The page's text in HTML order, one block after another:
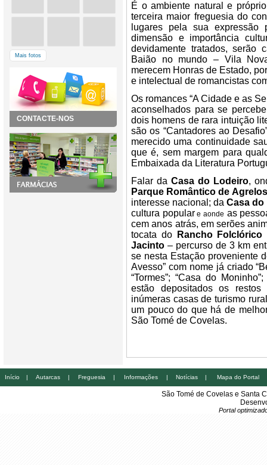
Mais fotos
CONTACTE-NOS
É o ambiente natural e
terceira maior freguesia do
lugares pela sua
dimensão e importância
devidamente tratados, serão
Baião no mundo – Vila
merecem Honras de Estado,
e intelectual de romancistas
Os romances “A Cidade e as
aconselhados para se
dois homens de rara intuição
são os “Cantadores ao
merecido uma continuidade
que é, sem margem para
Embaixada da Literatura
Falar daCasa do Lodeiro,
Parque Romântico de Agrelos
interesse nacional; da Casa do
cultura populare aonde as
cem anos atrás, em serões
tocata do
Rancho
Jacinto – percurso de 3 km
se nesta Estação proveniente
Avesso” com nome já criado
“Tormes”; “Casa do
estão depositados os
inúmeras casas de turismo
um pouco do que há de
São Tomé de Covelas.
Início | Autarcas | Freguesia | Informações | Notícias | Mapa do Portal
São Tomé de Covelas e Santa
Portal